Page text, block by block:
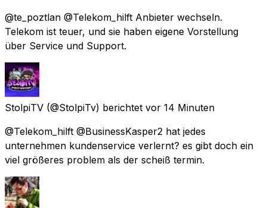
@te_poztlan @Telekom_hilft Anbieter wechseln.
Telekom ist teuer, und sie haben eigene Vorstellung
über Service und Support.
StolpiTV (@StolpiTv) berichtet vor 14 Minuten
@Telekom_hilft @BusinessKasper2 hat jedes
unternehmen kundenservice verlernt? es gibt doch ein
viel größeres problem als der scheiß termin.